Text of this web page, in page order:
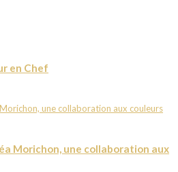
en Chef
Morichon, une collaboration aux